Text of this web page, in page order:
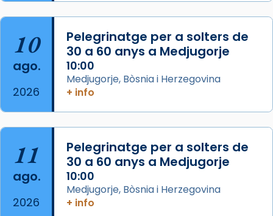
Jaume, fill de Zebedeu, és juntament amb el
seu germà Joan i Pere un dels que
acompanyava més de prop Jesús.
Segons el llibre dels Fets (12,2) fou el primer
apòstol màrtir, decapitat a Jerusalem per
Herodes Agripa (vers l'any 44).
Patró de Galícia, després de les invasions
musulmanes fou venerat com a patró dels
Regnes castellans i més tard de tota
Espanya.
10
ago.
2026
Pelegrinatge per a solters de
30 a 60 anys a Medjugorje
10:00
Medjugorje, Bòsnia i Herzegovina
+ info
11
ago.
2026
Pelegrinatge per a solters de
30 a 60 anys a Medjugorje
10:00
Medjugorje, Bòsnia i Herzegovina
+ info